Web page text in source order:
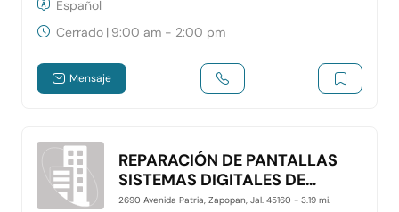
Español
Cerrado | 9:00 am - 2:00 pm
Mensaje
REPARACIÓN DE PANTALLAS
SISTEMAS DIGITALES DE
OCCIDENTE
2690 Avenida Patria, Zapopan, Jal. 45160 - 3.19 mi.